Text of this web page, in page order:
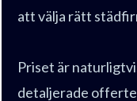
att välja rätt
Priset är
detaljerade